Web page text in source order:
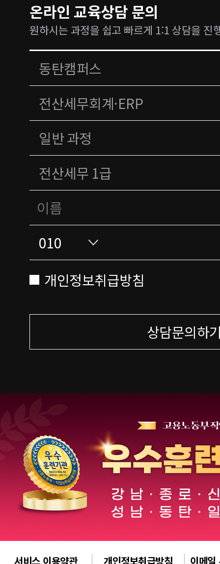
온라인 교육상담 문의
원하시는 과정을 쉽고 빠르게 1:1 상담을 진
개인정보취급방침
상담문의하
서비스 이용약관 개인정보취급방침 이메일